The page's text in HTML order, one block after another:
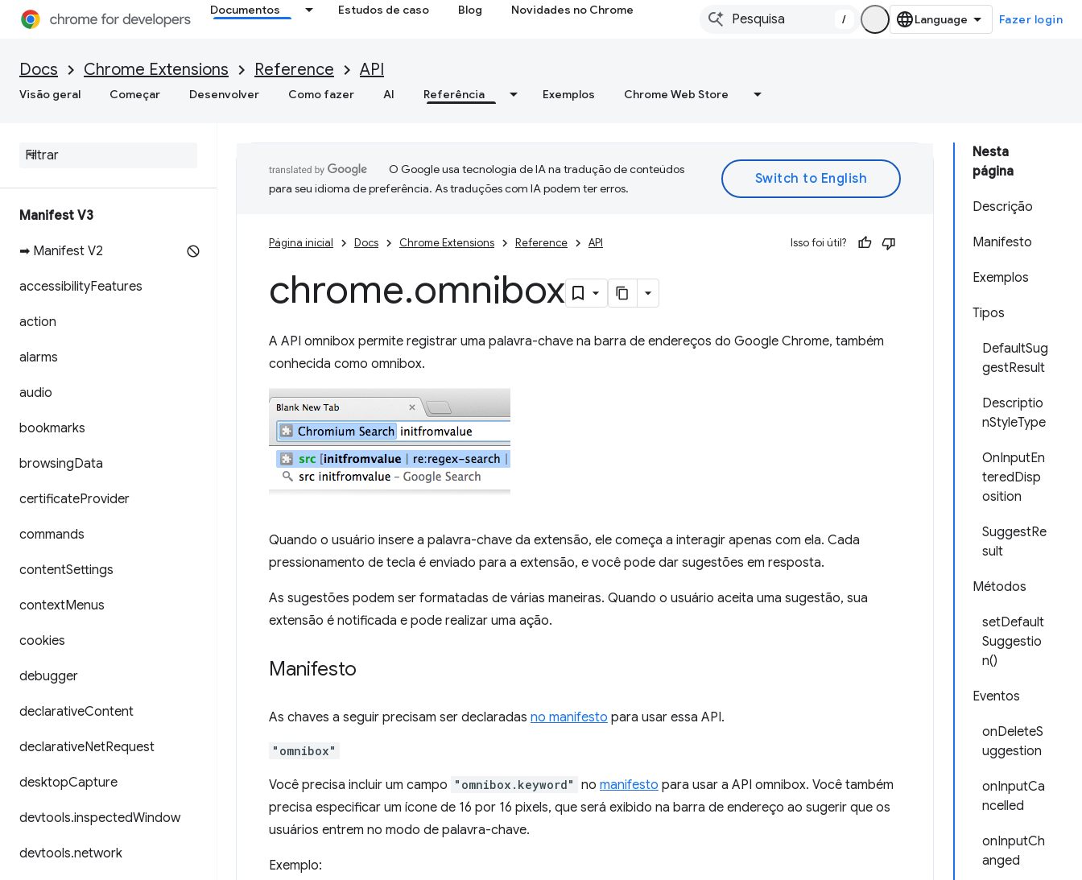
Documentos Estudos de caso Blog Novidades no Chrome
/ Fazer login
Docs Chrome Extensions Reference API
Visão geral Começar Desenvolver Como fazer AI Referência Exemplos Chrome Web Store
Manifest V3
➡ Manifest V2
accessibilityFeatures
action
alarms
audio
bookmarks
browsingData
certificateProvider
commands
contentSettings
contextMenus
cookies
debugger
declarativeContent
declarativeNetRequest
desktopCapture
devtools.inspectedWindow
devtools.network
Nesta
página
Descrição
Manifesto
Exemplos
Tipos
DefaultSug
gestResult
Descriptio
nStyleType
OnInputEn
teredDisp
osition
SuggestRe
sult
Métodos
setDefault
Suggestio
n()
Eventos
onDeleteS
uggestion
onInputCa
ncelled
onInputCh
anged
O Google usa tecnologia de IA na tradução de conteúdos
para seu idioma de preferência. As traduções com IA podem ter erros.
Página inicial Docs Chrome Extensions Reference API Isso foi útil?
chrome.omnibox
A API omnibox permite registrar uma palavra-chave na barra de endereços do Google Chrome, também
conhecida como omnibox.
Quando o usuário insere a palavra-chave da extensão, ele começa a interagir apenas com ela. Cada
pressionamento de tecla é enviado para a extensão, e você pode dar sugestões em resposta.
As sugestões podem ser formatadas de várias maneiras. Quando o usuário aceita uma sugestão, sua
extensão é notificada e pode realizar uma ação.
Manifesto
As chaves a seguir precisam ser declaradas no manifesto para usar essa API.
"omnibox"
Você precisa incluir um campo "omnibox.keyword" no manifesto para usar a API omnibox. Você também
precisa especificar um ícone de 16 por 16 pixels, que será exibido na barra de endereço ao sugerir que os
usuários entrem no modo de palavra-chave.
Exemplo: